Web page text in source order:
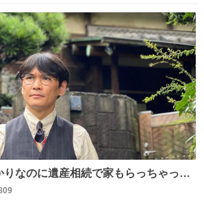
なのに遺産相続で家もらっちゃった